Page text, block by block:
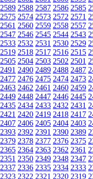
2589 2588 2587 2586 2585
2575 2574 2573 2572 2571
2561 2560 2559 2558 2557
2547 2546 2545 2544 2543
2533 2532 2531 2530 2529
2519 2518 2517 2516 2515
2505 2504 2503 2502 2501
2491 2490 2489 2488 2487
2477 2476 2475 2474 2473
2463 2462 2461 2460 2459
2449 2448 2447 2446 2445
2435 2434 2433 2432 2431
2421 2420 2419 2418 2417
2407 2406 2405 2404 2403
2393 2392 2391 2390 2389
2379 2378 2377 2376 2375
2365 2364 2363 2362 2361
2351 2350 2349 2348 2347
2337 2336 2335 2334 2333
2323 2322 2321 2320 2319